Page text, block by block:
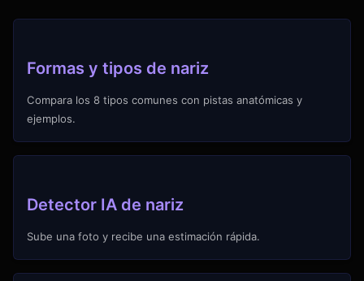
Formas y tipos de nariz
Compara los 8 tipos comunes con pistas anatómicas y
ejemplos.
Detector IA de nariz
Sube una foto y recibe una estimación rápida.